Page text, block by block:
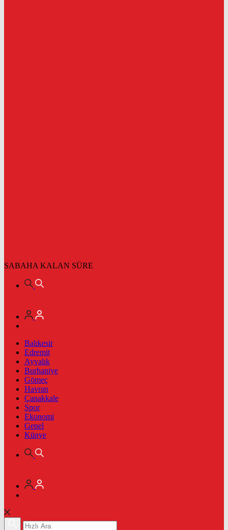
SABAHA KALAN SÜRE
Balıkesir
Edremit
Ayvalık
Burhaniye
Gömeç
Havran
Çanakkale
Spor
Ekonomi
Genel
Künye